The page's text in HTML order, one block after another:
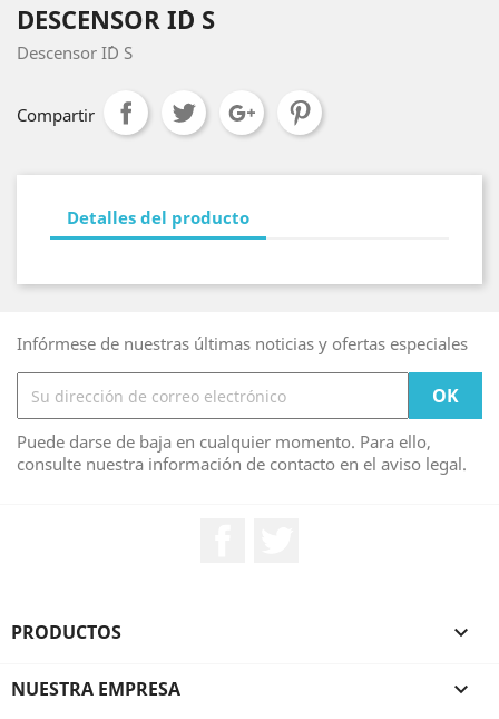
DESCENSOR I´D S
Descensor I´D S
Compartir
Detalles del producto
Infórmese de nuestras últimas noticias y ofertas especiales
Puede darse de baja en cualquier momento. Para ello,
consulte nuestra información de contacto en el aviso legal.
PRODUCTOS 
NUESTRA EMPRESA 